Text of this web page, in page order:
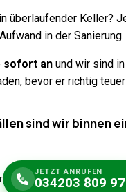
überlaufender Keller?
in der Sanierung.
sofort anund wir sind in
bevor er richtig
sind wir binnen
JETZT ANRUFEN
034203 809